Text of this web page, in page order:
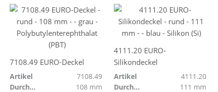
7108.49 EURO-Deckel
Artikel
7108.49
Durchmesser
108 mm
4111.20 EURO-
Silikondeckel
Artikel
4111.20
Durchmesser
111 mm